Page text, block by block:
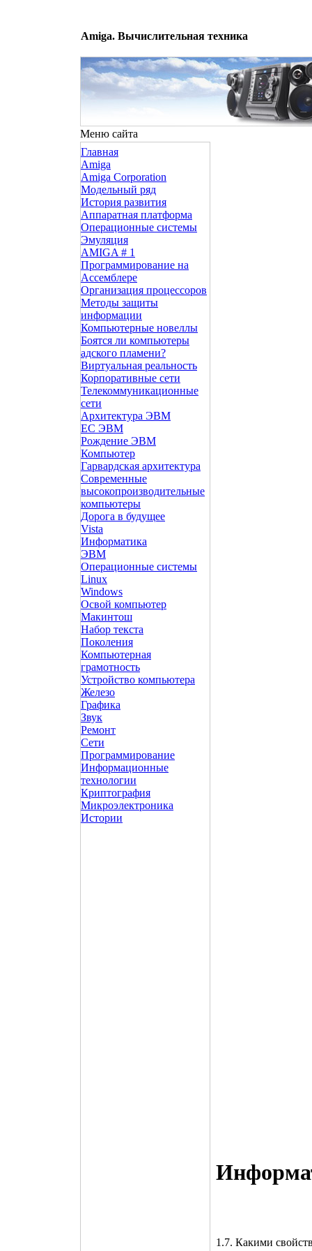
Amiga. Вычислительная техника
Меню сайта
Главная
Amiga
Amiga Corporation
Модельный ряд
История развития
Аппаратная платформа
Операционные системы
Эмуляция
AMIGA # 1
Программирование на
Ассемблере
Организация процессоров
Методы защиты
информации
Компьютерные новеллы
Боятся ли компьютеры
адского пламени?
Виртуальная реальность
Корпоративные сети
Телекоммуникационные
сети
Архитектура ЭВМ
ЕС ЭВМ
Рождение ЭВМ
Компьютер
Гарвардская архитектура
Современные
высокопроизводительные
компьютеры
Дорога в будущее
Vista
Инфоpматика
ЭВМ
Операционные системы
Linux
Windows
Освой компьютер
Макинтош
Набор текста
Поколения
Компьютерная
грамотность
Устройство компьютера
Железо
Графика
Звук
Ремонт
Сети
Программирование
Информационные
технологии
Криптография
Микроэлектроника
Истории
1.7. Какими